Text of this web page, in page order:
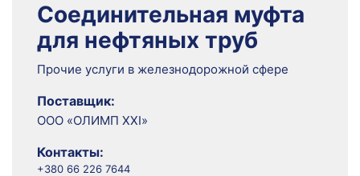
Соединительная муфта
для нефтяных труб
Прочие услуги в железнодорожной сфере
Поставщик:
ООО «ОЛИМП ХХІ»
Контакты:
+380 66 226 7644